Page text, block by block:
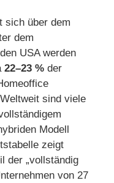
sich über dem
dem
USA werden
22–23 % der
sind viele
Modell
zeigt
der „vollständig
von 27